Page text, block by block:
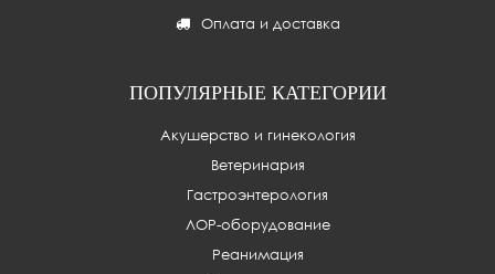
Оплата и доставка
ПОПУЛЯРНЫЕ КАТЕГОРИИ
Акушерство и гинекология
Ветеринария
Гастроэнтерология
ЛОР-оборудование
Реанимация